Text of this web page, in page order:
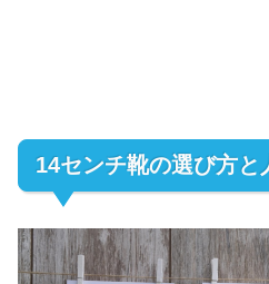
14センチ靴の選び方と